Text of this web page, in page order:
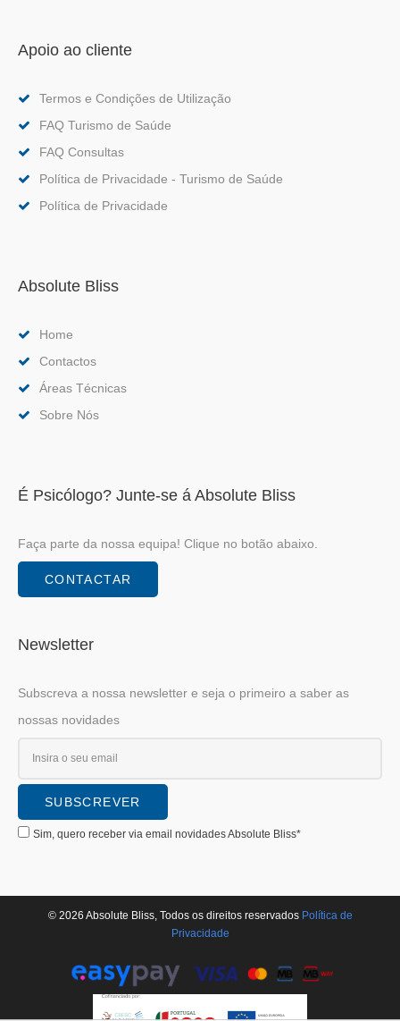
Apoio ao cliente
Termos e Condições de Utilização
FAQ Turismo de Saúde
FAQ Consultas
Política de Privacidade - Turismo de Saúde
Política de Privacidade
Absolute Bliss
Home
Contactos
Áreas Técnicas
Sobre Nós
É Psicólogo? Junte-se á Absolute Bliss
Faça parte da nossa equipa! Clique no botão abaixo.
CONTACTAR
Newsletter
Subscreva a nossa newsletter e seja o primeiro a saber as
nossas novidades
Sim, quero receber via email novidades Absolute Bliss*
© 2026 Absolute Bliss, Todos os direitos reservados Polí­tica de
Privacidade